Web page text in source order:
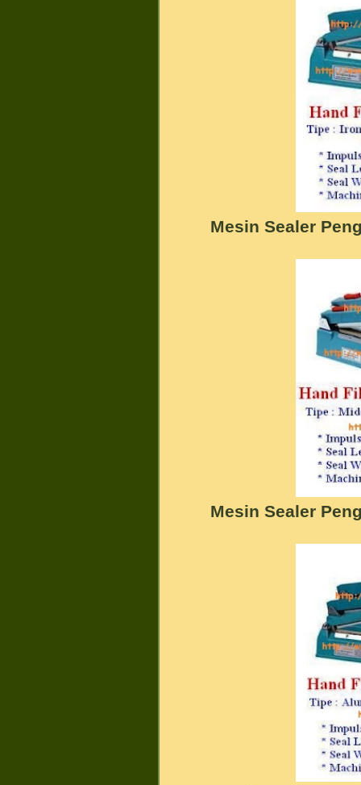
Mesin Sealer
Mesin Sealer